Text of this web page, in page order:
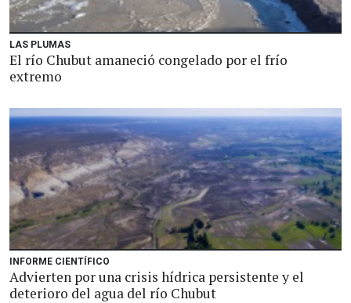
LAS PLUMAS
El río Chubut amaneció congelado por el frío
extremo
INFORME CIENTÍFICO
Advierten por una crisis hídrica persistente y el
deterioro del agua del río Chubut